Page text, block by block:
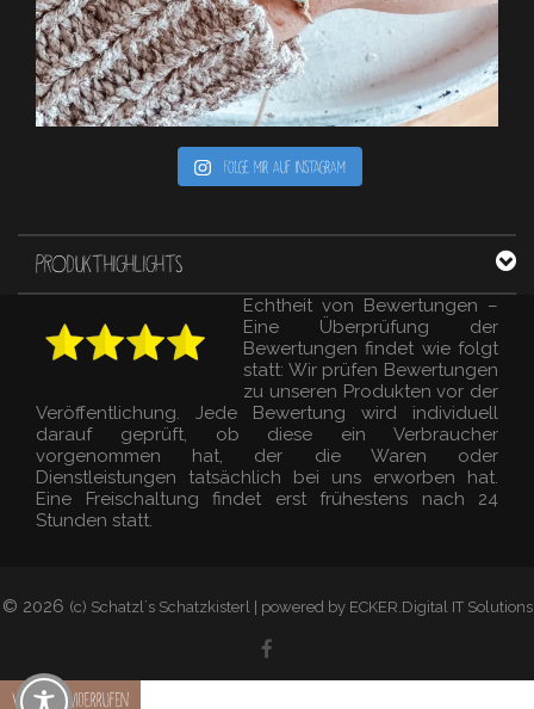
Folge mir auf Instagram
PRODUKTHIGHLIGHTS
Echtheit von Bewertungen –
Eine Überprüfung der
Bewertungen findet wie folgt
statt: Wir prüfen Bewertungen
zu unseren Produkten vor der
Veröffentlichung. Jede Bewertung wird individuell
darauf geprüft, ob diese ein Verbraucher
vorgenommen hat, der die Waren oder
Dienstleistungen tatsächlich bei uns erworben hat.
Eine Freischaltung findet erst frühestens nach 24
Stunden statt.
© 2026 (c) Schatzl´s Schatzkisterl | powered by ECKER.Digital IT Solutions
Vertrag widerrufen